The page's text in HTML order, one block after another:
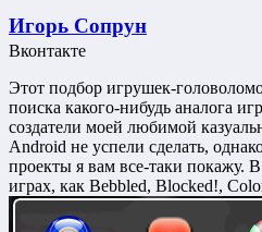
Игорь Сопрун
Вконтакте
Этот подбор игрушек-
поиска какого-нибудь аналога
создатели моей любимой
Android не успели сделать,
проекты я вам все-таки покажу.
играх, как Bebbled, Blocked!,